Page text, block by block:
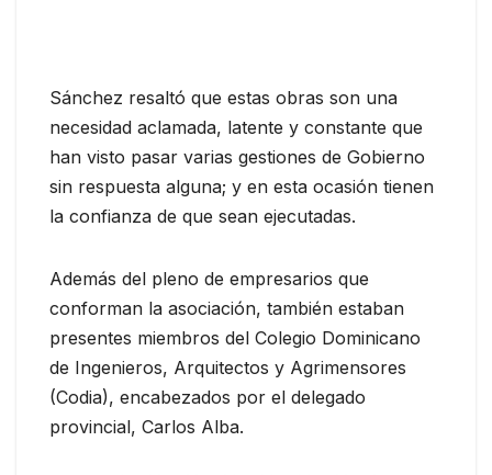
Sánchez resaltó que estas obras son una
necesidad aclamada, latente y constante que
han visto pasar varias gestiones de Gobierno
sin respuesta alguna; y en esta ocasión tienen
la confianza de que sean ejecutadas.
Además del pleno de empresarios que
conforman la asociación, también estaban
presentes miembros del Colegio Dominicano
de Ingenieros, Arquitectos y Agrimensores
(Codia), encabezados por el delegado
provincial, Carlos Alba.